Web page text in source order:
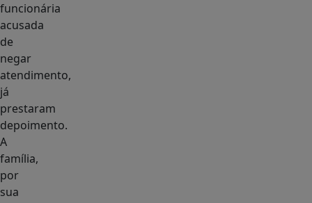
funcionária
acusada
de
negar
atendimento,
já
prestaram
depoimento.
A
família,
por
sua